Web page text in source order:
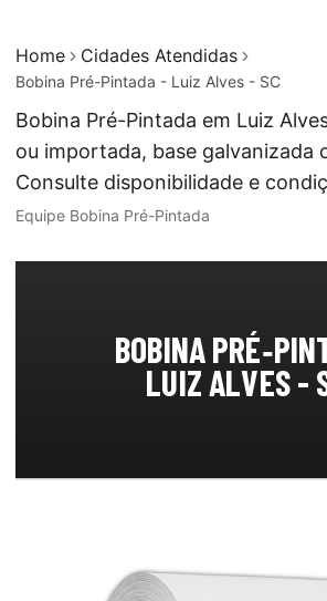
Home Cidades Atendidas
Bobina Pré-Pintada - Luiz Alves - SC
Bobina Pré-Pintada em Luiz
ou importada, base galvanizada
Consulte disponibilidade e
Equipe Bobina Pré-Pintada
BOBINA
LUIZ ALVES -